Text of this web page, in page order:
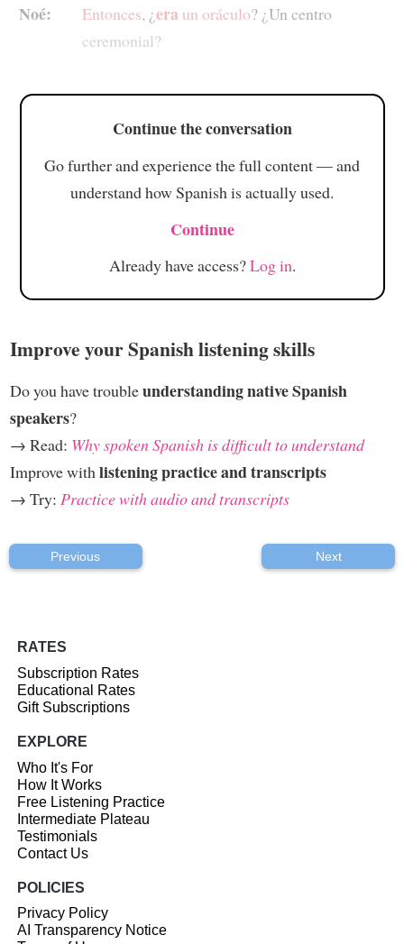
Noé: Entonces, ¿era un oráculo? ¿Un centro
ceremonial?
Continue the conversation
Go further and experience the full content — and
understand how Spanish is actually used.
Continue
Already have access?Log in.
Improve your Spanish listening skills
Do you have troubleunderstanding native Spanish
speakers?
→ Read: Why spoken Spanish is difficult to understand
Improve with listening practice and transcripts
→ Try: Practice with audio and transcripts
Previous Next
RATES
Subscription Rates
Educational Rates
Gift Subscriptions
EXPLORE
Who It's For
How It Works
Free Listening Practice
Intermediate Plateau
Testimonials
Contact Us
POLICIES
Privacy Policy
AI Transparency Notice